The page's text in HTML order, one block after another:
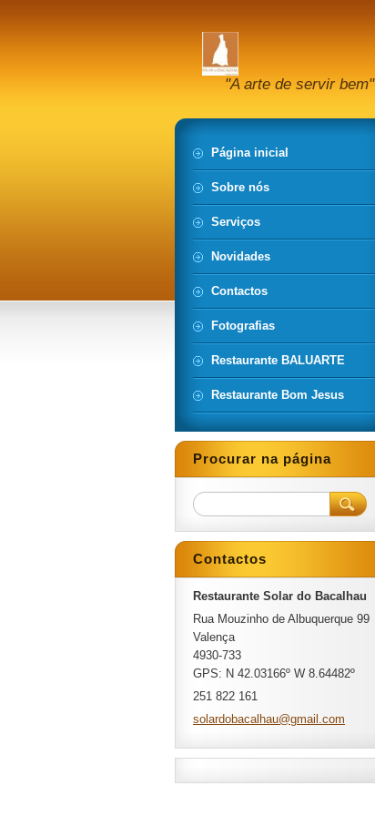
"A arte de servir bem"
Página inicial
Sobre nós
Serviços
Novidades
Contactos
Fotografias
Restaurante BALUARTE
Restaurante Bom Jesus
Procurar na página
Contactos
Restaurante Solar do Bacalhau
Rua Mouzinho de Albuquerque 99
Valença
4930-733
GPS: N 42.03166º W 8.64482º
251 822 161
solardobacalhau@gmail.com